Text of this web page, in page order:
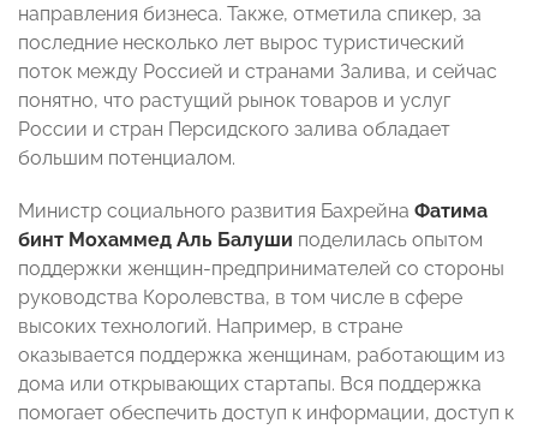
направления бизнеса. Также, отметила спикер, за
последние несколько лет вырос туристический
поток между Россией и странами Залива, и сейчас
понятно, что растущий рынок товаров и услуг
России и стран Персидского залива обладает
большим потенциалом.
Министр социального развития Бахрейна Фатима
бинт Мохаммед Аль Балуши поделилась опытом
поддержки женщин-предпринимателей со стороны
руководства Королевства, в том числе в сфере
высоких технологий. Например, в стране
оказывается поддержка женщинам, работающим из
дома или открывающих стартапы. Вся поддержка
помогает обеспечить доступ к информации, доступ к